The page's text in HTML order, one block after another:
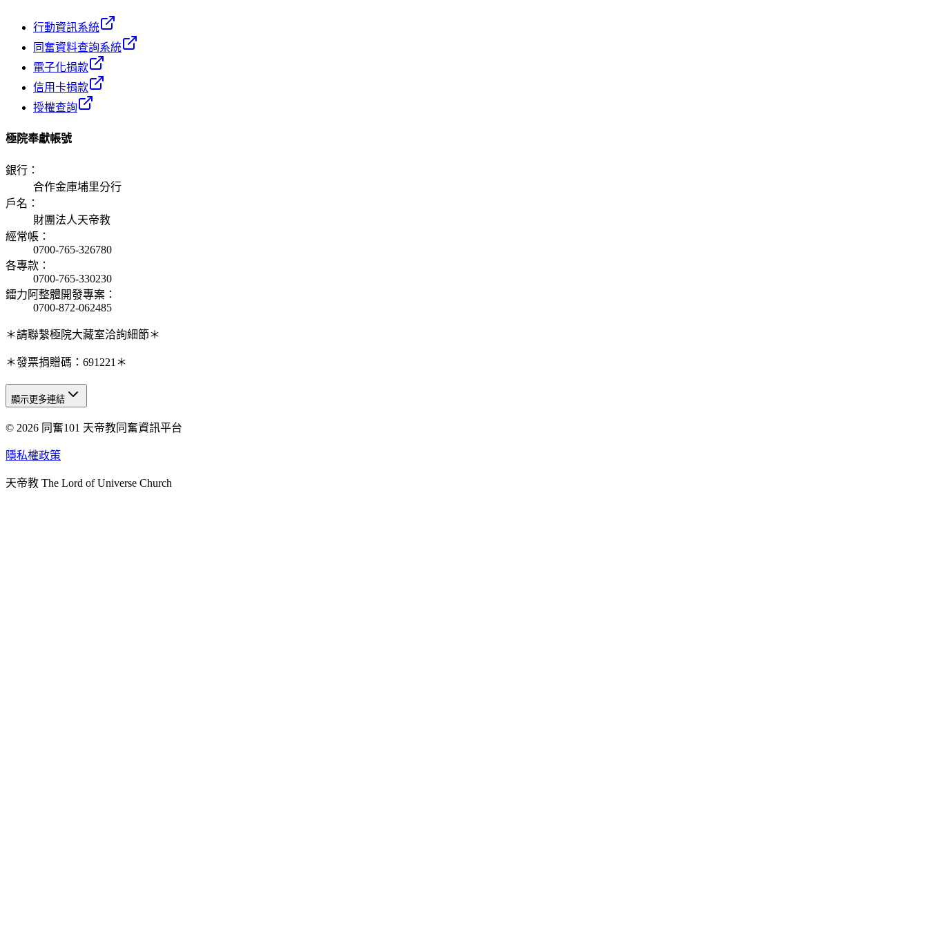
行動資訊系統
同奮資料查詢系統
電子化捐款
信用卡捐款
授權查詢
極院奉獻帳號
銀行 ：
合作金庫埔里分行
戶名 ：
財團法人天帝教
經常帳 ：
0700-765-326780
各專款 ：
0700-765-330230
鐳力阿整體開發專案 ：
0700-872-062485
＊請聯繫極院大藏室洽詢細節＊
＊發票捐贈碼：691221＊
天人研究總院
天人研究學院
天人炁功院
顯示更多連結
© 2026 同奮101 天帝教同奮資訊平台
隱私權政策
天帝教 The Lord of Universe Church